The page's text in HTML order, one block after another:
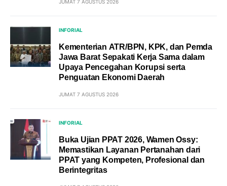
JUMAT 7 AGUSTUS 2026
INFORIAL
Kementerian ATR/BPN, KPK, dan Pemda
Jawa Barat Sepakati Kerja Sama dalam
Upaya Pencegahan Korupsi serta
Penguatan Ekonomi Daerah
JUMAT 7 AGUSTUS 2026
INFORIAL
Buka Ujian PPAT 2026, Wamen Ossy:
Memastikan Layanan Pertanahan dari
PPAT yang Kompeten, Profesional dan
Berintegritas